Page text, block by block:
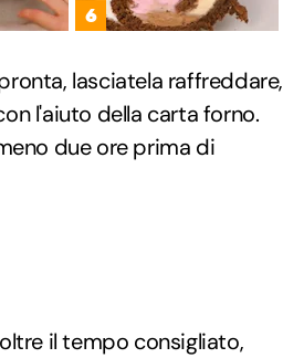
6
lasciatela raffreddare,
l'aiuto della carta forno.
due ore prima di
il tempo consigliato,